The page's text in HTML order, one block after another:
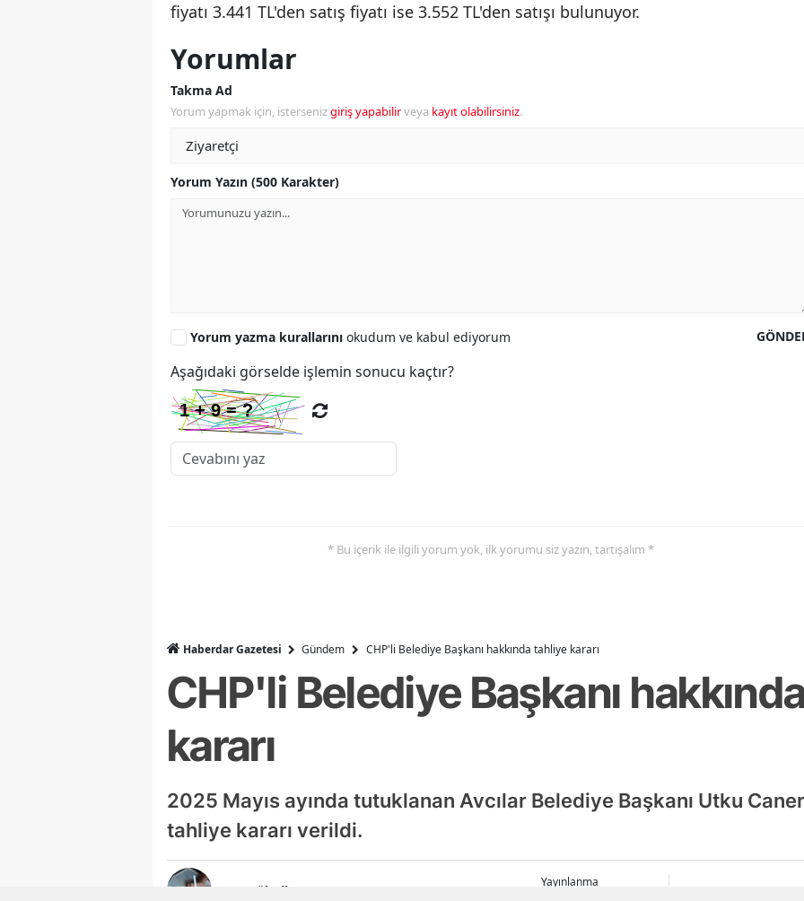
fiyatı 3.441 TL'den satış fiyatı ise 3.552 TL'den satışı bulunuyor.
Yorumlar
Takma Ad
Yorum yapmak için, istersenizgiriş yapabilirveya kayıt olabilirsiniz.
Yorum Yazın (500 Karakter)
Yorum yazma kurallarını okudum ve kabul ediyorum
Aşağıdaki görselde işlemin sonucu kaçtır?
* Bu içerik ile ilgili yorum yok, ilk yorumu siz yazın, tartışalım *
Haberdar Gazetesi Gündem CHP'li Belediye Başkanı hakkında tahliye kararı
CHP'li Belediye Başkanı
kararı
2025 Mayıs ayında tutuklanan Avcılar Belediye Başkanı Utku
tahliye kararı verildi.
Ayşegül Dilaver
Yayınlanma